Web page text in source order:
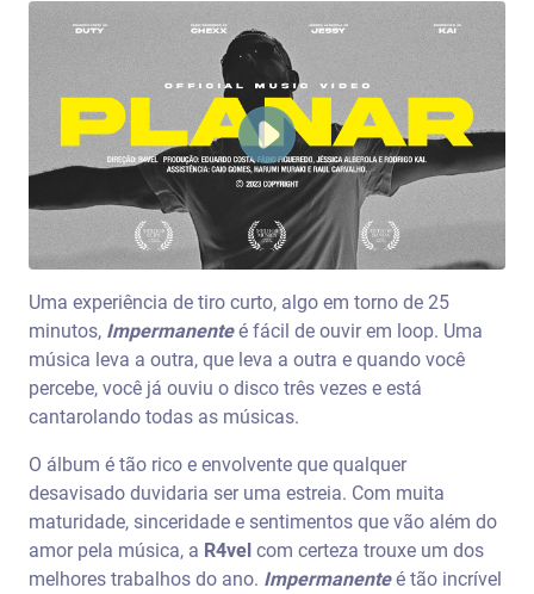
Uma experiência de tiro curto, algo em torno de 25
minutos, Impermanenteé fácil de ouvir em loop. Uma
música leva a outra, que leva a outra e quando você
percebe, você já ouviu o disco três vezes e está
cantarolando todas as músicas.
O álbum é tão rico e envolvente que qualquer
desavisado duvidaria ser uma estreia. Com muita
maturidade, sinceridade e sentimentos que vão além do
amor pela música, a R4vel com certeza trouxe um dos
melhores trabalhos do ano. Impermanenteé tão incrível